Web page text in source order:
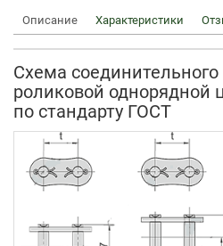
Описание Характеристики
Схема
роликовой однорядной
по стандарту ГОСТ